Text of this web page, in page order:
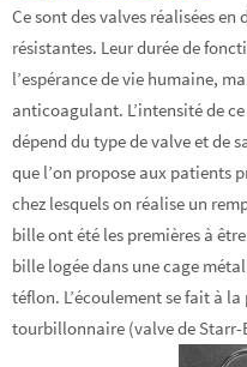
Ce sont des valves réalisées
résistantes. Leur durée de
l’espérance de vie humaine,
anticoagulant. L’intensité de
dépend du type de valve et de
que l’on propose aux patients
chez lesquels on réalise un
bille ont été les premières à
bille logée dans une cage
téflon. L’écoulement se fait à
tourbillonnaire (valve de Starr-